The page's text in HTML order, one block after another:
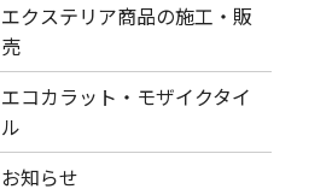
エクステリア商品の施工・販
売
エコカラット・モザイクタイ
ル
お知らせ